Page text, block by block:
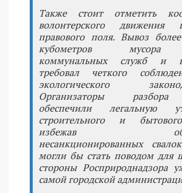
Также стоит отметить
волонтерского движения
правового поля. Вывоз
кубометров мусора
коммунальных служб и
требовал четкого
экологического
Организаторы разбора
обеспечили легальную
строительного и
избежав
несанкционированных
могли бы стать поводом для
стороны Росприроднадзора
самой городской